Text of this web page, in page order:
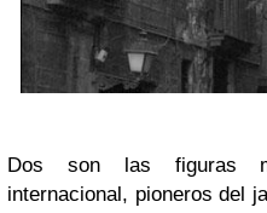
Dos son las figuras
internacional, pioneros del